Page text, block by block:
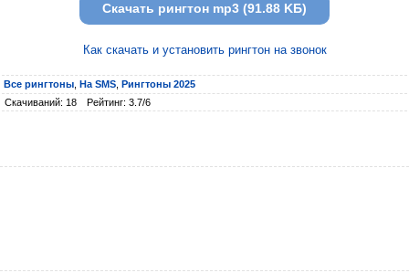
Скачать рингтон mp3 (91.88 KБ)
Как скачать и установить рингтон на звонок
Все рингтоны На SMS Рингтоны 2025
Скачиваний: 18
Рейтинг: 3.7/6